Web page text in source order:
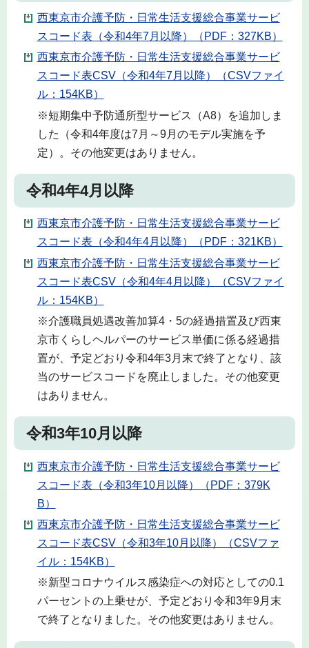
西東京市介護予防・日常生活支援総合事業サービ
スコード表（令和4年7月以降）（PDF：327KB）
西東京市介護予防・日常生活支援総合事業サービ
スコード表CSV（令和4年7月以降）（CSVファイ
ル：154KB）
※短期集中予防通所型サービス（A8）を追加しま
した（令和4年度は7月～9月のモデル実施を予
定）。その他変更はありません。
令和4年4月以降
西東京市介護予防・日常生活支援総合事業サービ
スコード表（令和4年4月以降）（PDF：321KB）
西東京市介護予防・日常生活支援総合事業サービ
スコード表CSV（令和4年4月以降）（CSVファイ
ル：154KB）
※介護職員処遇改善加算4・5の経過措置及び西東
京市くらしヘルパーのサービス単価に係る経過措
置が、予定どおり令和4年3月末で終了となり、該
当のサービスコードを廃止しました。その他変更
はありません。
令和3年10月以降
西東京市介護予防・日常生活支援総合事業サービ
スコード表（令和3年10月以降）（PDF：379K
B）
西東京市介護予防・日常生活支援総合事業サービ
スコード表CSV（令和3年10月以降）（CSVファ
イル：154KB）
※新型コロナウイルス感染症への対応としての0.1
パーセントの上乗せが、予定どおり令和3年9月末
で終了となりました。その他変更はありません。